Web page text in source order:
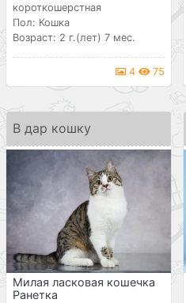
короткошерстная
Пол: Кошка
Возраст: 2 г.(лет) 7 мес.
4 75
В дар кошку
Милая ласковая кошечка
Ранетка